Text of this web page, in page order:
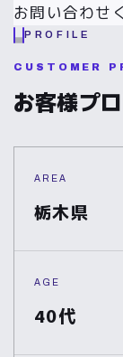
お問い合わせ
PROFILE
CUSTOMER
お客様プ
AREA
栃木県
AGE
40代